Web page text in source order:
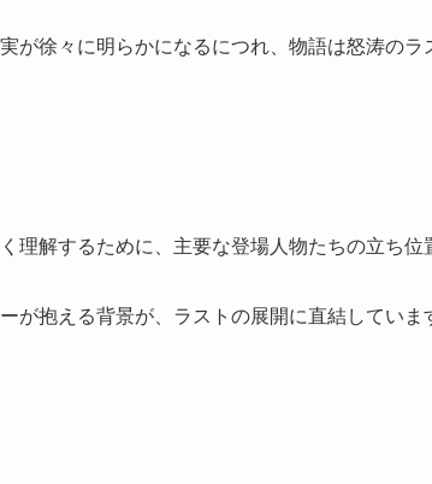
が徐々に明らかになるにつれ、物語は怒涛のラ
理解するために、主要な登場人物たちの立ち位
が抱える背景が、ラストの展開に直結していま